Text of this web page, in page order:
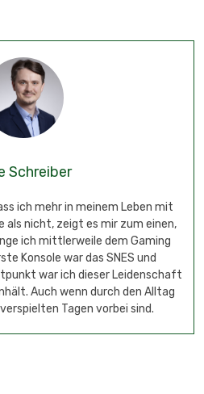
Schreiber
ich mehr in meinem Leben mit
als nicht, zeigt es mir zum einen,
ich mittlerweile dem Gaming
Konsole war das SNES und
war ich dieser Leidenschaft
Auch wenn durch den Alltag
Tagen vorbei sind.